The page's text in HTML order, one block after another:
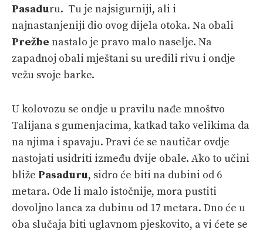
Pasaduru. Tu je najsigurniji, ali i
najnastanjeniji dio ovog dijela otoka. Na obali
Prežbe nastalo je pravo malo naselje. Na
zapadnoj obali mještani su uredili rivu i ondje
vežu svoje barke.
U kolovozu se ondje u pravilu nađe mnoštvo
Talijana s gumenjacima, katkad tako velikima da
na njima i spavaju. Pravi će se nautičar ovdje
nastojati usidriti između dvije obale. Ako to učini
bliže Pasaduru, sidro će biti na dubini od 6
metara. Ode li malo istočnije, mora pustiti
dovoljno lanca za dubinu od 17 metara. Dno će u
oba slučaja biti uglavnom pjeskovito, a vi ćete se